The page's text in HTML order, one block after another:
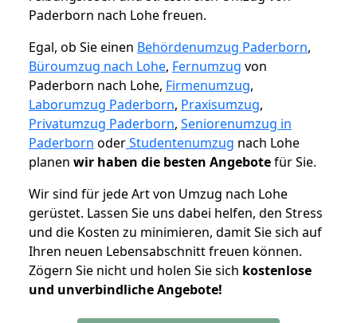
Paderborn nach Lohe freuen.
Egal, ob Sie einen Behördenumzug Paderborn,
Büroumzug nach Lohe, Fernumzug von
Paderborn nach Lohe, Firmenumzug,
Laborumzug Paderborn, Praxisumzug,
Privatumzug Paderborn, Seniorenumzug in
Paderborn oderStudentenumzug nach Lohe
planen wir haben die besten Angebotefür Sie.
Wir sind für jede Art von Umzug nach Lohe
gerüstet. Lassen Sie uns dabei helfen, den Stress
und die Kosten zu minimieren, damit Sie sich auf
Ihren neuen Lebensabschnitt freuen können.
Zögern Sie nicht und holen Sie sich kostenlose
und unverbindliche Angebote!